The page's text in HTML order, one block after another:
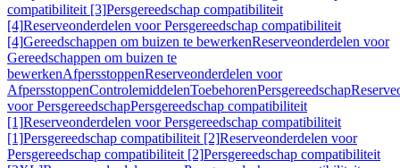
compatibiliteit [3]Persgereedschap compatibiliteit
[4]Reserveonderdelen voor Persgereedschap compatibiliteit
[4]Gereedschappen om buizen te bewerkenReserveonderdelen voor
Gereedschappen om buizen te
bewerkenAfpersstoppenReserveonderdelen voor
AfpersstoppenControlemiddelenToebehorenPersgereedschap
voor PersgereedschapPersgereedschap compatibiliteit
[1]Reserveonderdelen voor Persgereedschap compatibiliteit
[1]Persgereedschap compatibiliteit [2]Reserveonderdelen voor
Persgereedschap compatibiliteit [2]Persgereedschap compatibiliteit